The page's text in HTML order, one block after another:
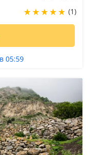
(1)
05:59